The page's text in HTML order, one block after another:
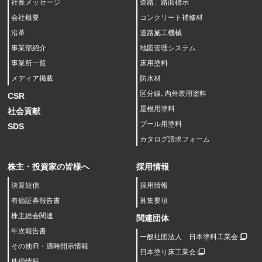
社長メッセージ
会社概要
沿革
事業部紹介
事業所一覧
メディア掲載
CSR
社会貢献
SDS
道路、路面標示
コンクリート補修材
道路施工機械
地図管理システム
床用塗料
防水材
区分線､内外装用塗料
屋根用塗料
プール用塗料
カタログ請求フォーム
株主・投資家の皆様へ
決算短信
有価証券報告書
株主総会関連
年次報告書
その他IR・適時開示情報
採用情報
採用情報
募集要項
関連団体
一般社団法人 日本塗料工業会
日本塗り床工業会